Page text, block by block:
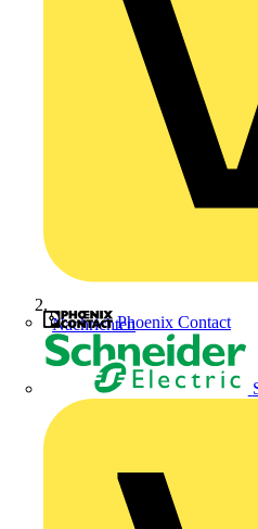
Phoenix Contact
Nachrichten